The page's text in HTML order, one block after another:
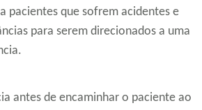
a pacientes que sofrem acidentes e
para serem direcionados a uma
antes de encaminhar o paciente ao